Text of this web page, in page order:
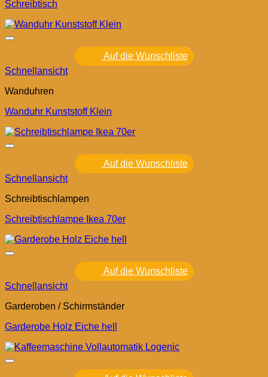
Schreibtisch
Auf die Wunschliste
Schnellansicht
Wanduhren
Wanduhr Kunststoff Klein
Auf die Wunschliste
Schnellansicht
Schreibtischlampen
Schreibtischlampe Ikea 70er
Auf die Wunschliste
Schnellansicht
Garderoben / Schirmständer
Garderobe Holz Eiche hell